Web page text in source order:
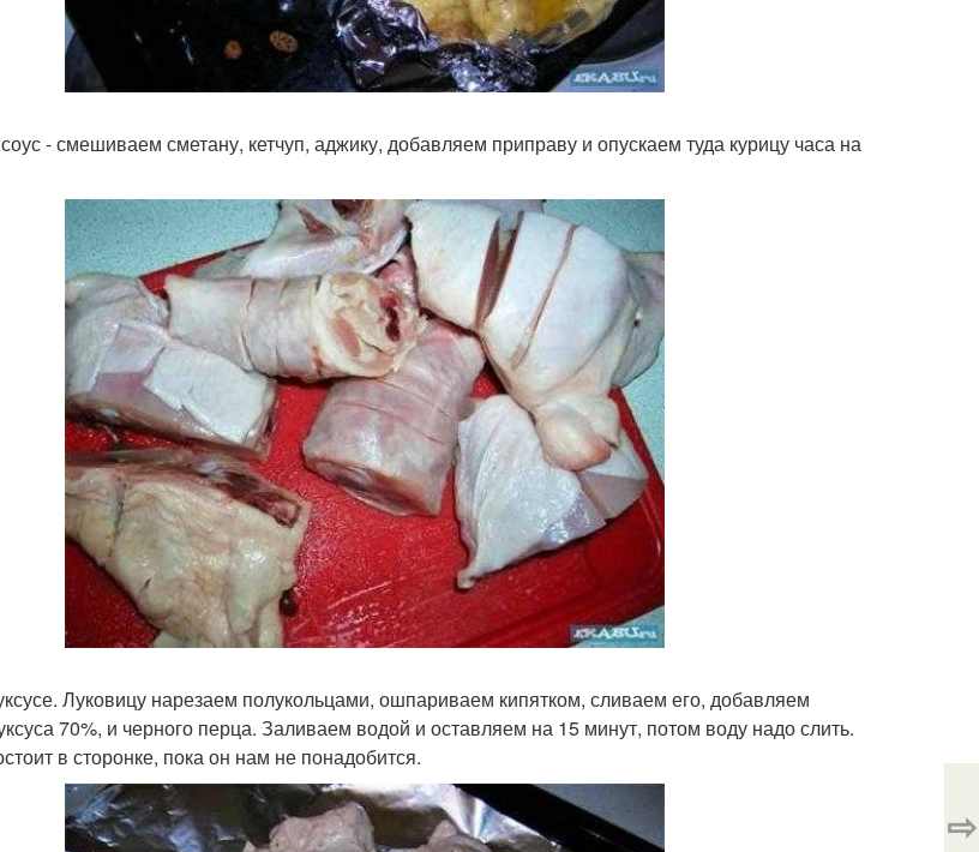
- смешиваем сметану, кетчуп, аджику, добавляем приправу и опускаем туда курицу часа на
Луковицу нарезаем полукольцами, ошпариваем кипятком, сливаем его, добавляем
70%, и черного перца. Заливаем водой и оставляем на 15 минут, потом воду надо слить.
в сторонке, пока он нам не понадобится.
⇨